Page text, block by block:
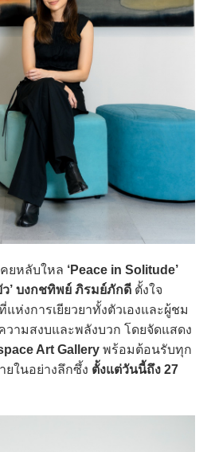
ยหลับใหล ‘Peace in Solitude’
’ บงกชทิพย์ ภิรมย์ภักดี ตั้งใจ
ห่งการเยียวยาทั้งตัวเองและผู้ชม
วามสงบและพลังบวก โดยจัดแสดง
Art Gallery พร้อมต้อนรับทุก
ยในอย่างลึกซึ้ง ตั้งแต่วันนี้ถึง 27